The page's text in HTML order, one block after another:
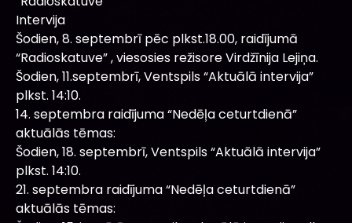
Intervija
Šodien, 8. septembrī pēc plkst.18.00, raidījumā
“Radioskatuve” , viesosies režisore Virdžīnija Lejiņa.
Šodien, 11.septembrī, Ventspils “Aktuālā intervija”
plkst. 14:10.
14. septembra raidījuma “Nedēļa ceturtdienā”
aktuālās tēmas:
Šodien, 18. septembrī, Ventspils “Aktuālā intervija”
plkst. 14:10.
21. septembra raidījuma “Nedēļa ceturtdienā”
aktuālās tēmas: